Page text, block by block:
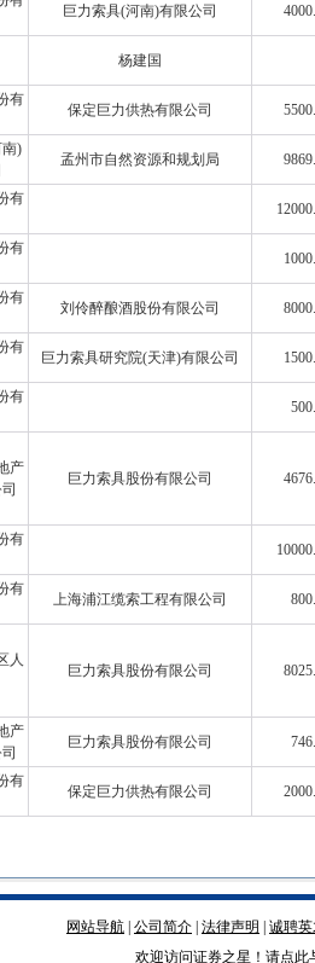
巨力索具(河南)有限公司
杨建国
有
保定巨力供热有限公司
)
孟州市自然资源和规划局
有
有
有
刘伶醉酿酒股份有限公司
有
巨力索具研究院(天津)有限公司
有
产
巨力索具股份有限公司
有
有
上海浦江缆索工程有限公司
人
巨力索具股份有限公司
产
巨力索具股份有限公司
有
保定巨力供热有限公司
网站导航 公司简介 法律声明
诚聘
欢迎访问证券之星！请点此